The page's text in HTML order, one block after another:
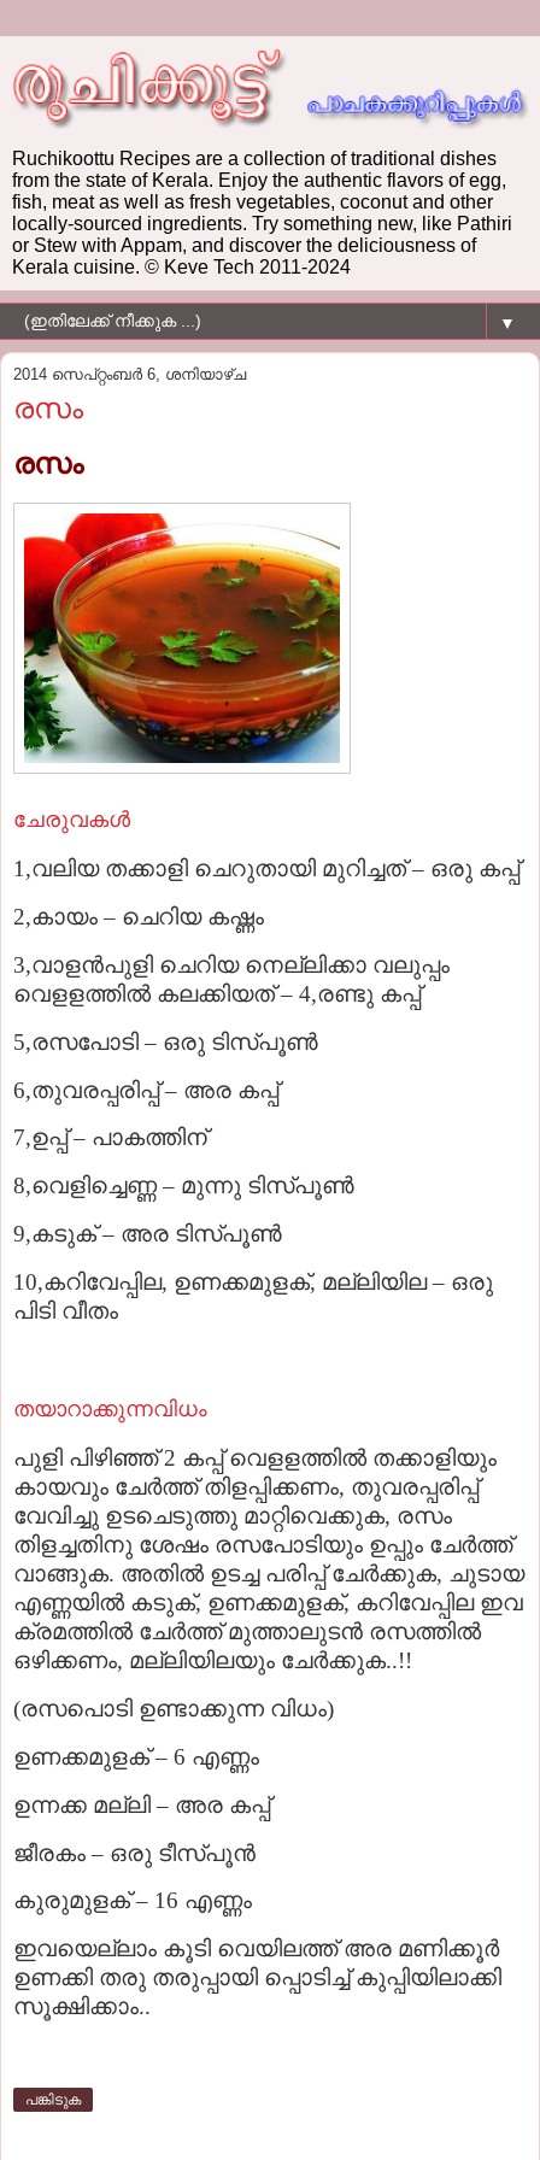
Ruchikoottu Recipes are a collection of traditional dishes
from the state of Kerala. Enjoy the authentic flavors of egg,
fish, meat as well as fresh vegetables, coconut and other
locally-sourced ingredients. Try something new, like Pathiri
or Stew with Appam, and discover the deliciousness of
Kerala cuisine. © Keve Tech 2011-2024
▼
2014 സെപ്റ്റംബർ 6, ശനിയാഴ്‌ച
രസം
രസം
ചേരുവകള്‍
1,വലിയ തക്കാളി ചെറുതായി മുറിച്ചത് – ഒരു കപ്പ്
2,കായം – ചെറിയ കഷ്ണം
3,വാളന്‍പുളി ചെറിയ നെല്ലിക്കാ വലുപ്പം
വെളളത്തില്‍ കലക്കിയത് – 4,രണ്ടു കപ്പ്
5,രസപോടി – ഒരു ടിസ്പൂണ്‍
6,തുവരപ്പരിപ്പ് – അര കപ്പ്
7,ഉപ്പ് – പാകത്തിന്
8,വെളിച്ചെണ്ണ – മുന്നു ടിസ്പൂണ്‍
9,കടുക് – അര ടിസ്പൂണ്‍
10,കറിവേപ്പില, ഉണക്കമുളക്‌, മല്ലിയില – ഒരു
പിടി വീതം
തയാറാക്കുന്നവിധം
പുളി പിഴിഞ്ഞ്‌ 2 കപ്പ് വെളളത്തില്‍ തക്കാളിയും
കായവും ചേര്‍ത്ത് തിളപ്പിക്കണം, തുവരപ്പരിപ്പ്
വേവിച്ചു ഉടചെടുത്തു മാറ്റിവെക്കുക, രസം
തിളച്ചതിനു ശേഷം രസപോടിയും ഉപ്പും ചേര്‍ത്ത്
വാങ്ങുക. അതില്‍ ഉടച്ച പരിപ്പ് ചേര്‍ക്കുക, ചുടായ
എണ്ണയില്‍ കടുക്‌, ഉണക്കമുളക്‌, കറിവേപ്പില ഇവ
ക്രമത്തില്‍ ചേര്‍ത്ത് മുത്താലുടന്‍ രസത്തില്‍
ഒഴിക്കണം, മല്ലിയിലയും ചേര്‍ക്കുക..!!
(രസപൊടി ഉണ്ടാക്കുന്ന വിധം)
ഉണക്കമുളക്‌ – 6 എണ്ണം
ഉന്നക്ക മല്ലി – അര കപ്പ്
ജീരകം – ഒരു ടീസ്പൂന്‍
കുരുമുളക് – 16 എണ്ണം
ഇവയെല്ലാം കൂടി വെയിലത്ത്‌ അര മണിക്കൂര്‍
ഉണക്കി തരു തരുപ്പായി പ്പൊടിച്ച് കുപ്പിയിലാക്കി
സൂക്ഷിക്കാം..
പങ്കിടുക